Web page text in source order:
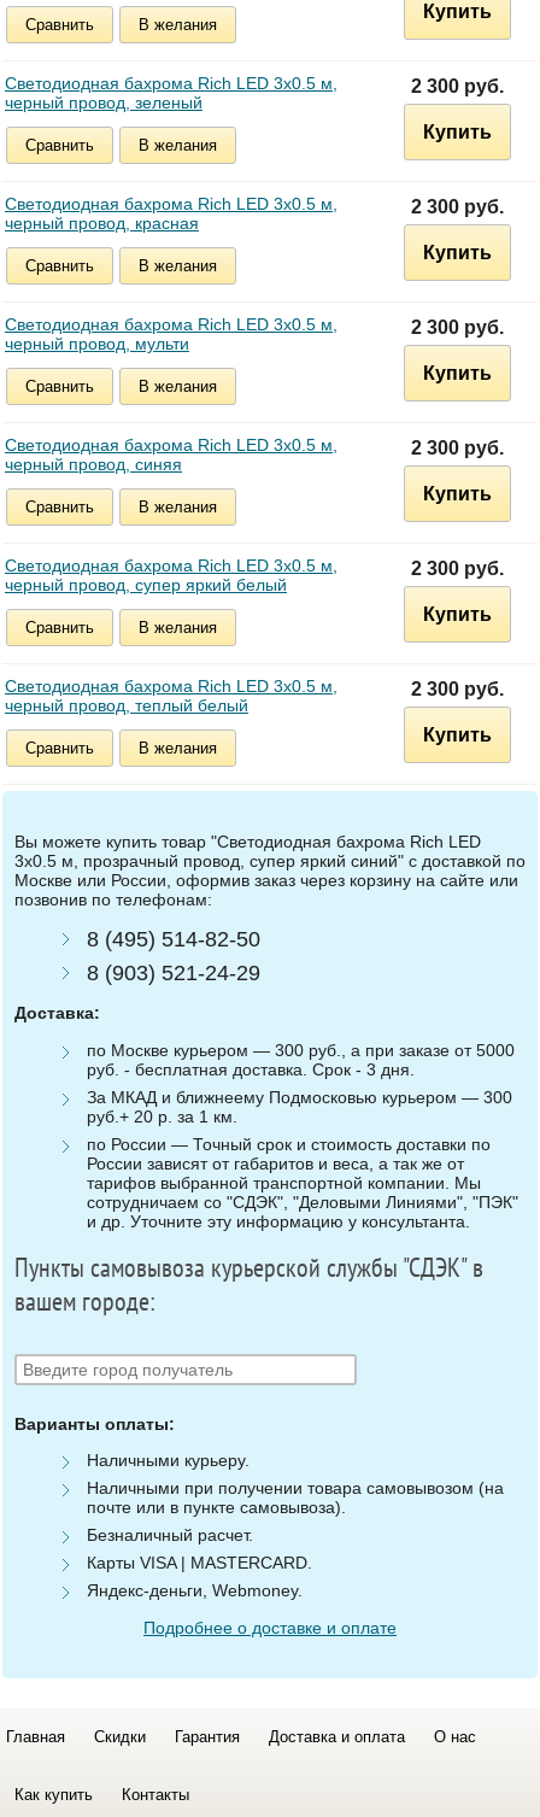
Сравнить В желания
Купить
Светодиодная бахрома Rich LED 3х0.5 м,
черный провод, зеленый
Сравнить В желания
2 300 руб.
Купить
Светодиодная бахрома Rich LED 3х0.5 м,
черный провод, красная
Сравнить В желания
2 300 руб.
Купить
Светодиодная бахрома Rich LED 3х0.5 м,
черный провод, мульти
Сравнить В желания
2 300 руб.
Купить
Светодиодная бахрома Rich LED 3х0.5 м,
черный провод, синяя
Сравнить В желания
2 300 руб.
Купить
Светодиодная бахрома Rich LED 3х0.5 м,
черный провод, супер яркий белый
Сравнить В желания
2 300 руб.
Купить
Светодиодная бахрома Rich LED 3х0.5 м,
черный провод, теплый белый
Сравнить В желания
2 300 руб.
Купить
Вы можете купить товар "Светодиодная бахрома Rich LED
3х0.5 м, прозрачный провод, супер яркий синий" с доставкой по
Москве или России, оформив заказ через корзину на сайте или
позвонив по телефонам:
8 (495) 514-82-50
8 (903) 521-24-29
Доставка:
по Москве курьером — 300 руб., а при заказе от 5000
руб. - бесплатная доставка. Срок - 3 дня.
За МКАД и ближнеему Подмосковью курьером — 300
руб.+ 20 р. за 1 км.
по России — Точный срок и стоимость доставки по
России зависят от габаритов и веса, а так же от
тарифов выбранной транспортной компании. Мы
сотрудничаем со "СДЭК", "Деловыми Линиями", "ПЭК"
и др. Уточните эту информацию у консультанта.
Пункты самовывоза курьерской службы "СДЭК" в
вашем городе:
Варианты оплаты:
Наличными курьеру.
Наличными при получении товара самовывозом (на
почте или в пункте самовывоза).
Безналичный расчет.
Карты VISA | MASTERCARD.
Яндекс-деньги, Webmoney.
Подробнее о доставке и оплате
Главная Скидки Гарантия Доставка и оплата О нас
Как купить Контакты